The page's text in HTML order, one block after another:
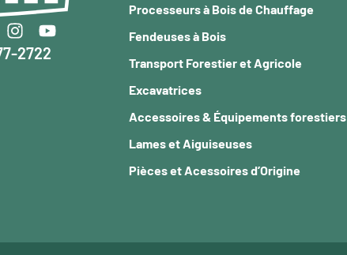
2722
Processeurs à Bois de Chauffage
Fendeuses à Bois
Transport Forestier et Agricole
Excavatrices
Accessoires & Équipements forestiers
Lames et Aiguiseuses
Pièces et Acessoires d’Origine